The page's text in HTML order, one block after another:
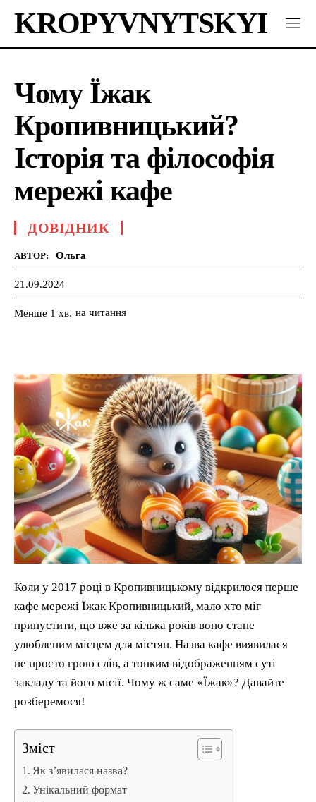
KROPYVNYTSKYI
Чому Їжак
Кропивницький?
Історія та філософія
мережі кафе
ДОВІДНИК
АВТОР: Ольга
21.09.2024
Менше 1 хв. на читання
Коли у 2017 році в Кропивницькому відкрилося перше
кафе мережі Їжак Кропивницький, мало хто міг
припустити, що вже за кілька років воно стане
улюбленим місцем для містян. Назва кафе виявилася
не просто грою слів, а тонким відображенням суті
закладу та його місії. Чому ж саме «Їжак»? Давайте
розберемося!
Зміст
Як з’явилася назва?
Унікальний формат